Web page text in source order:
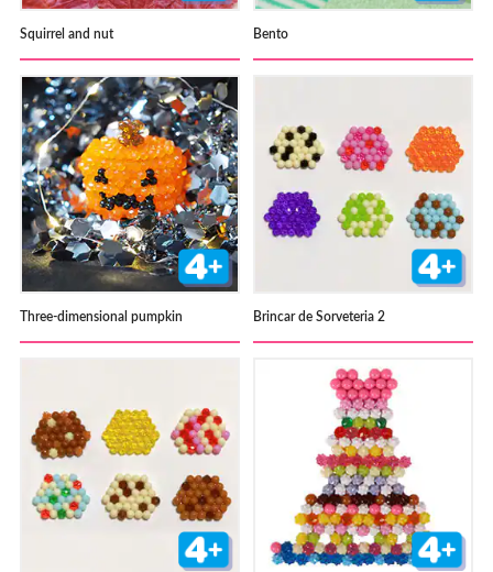
Squirrel and nut Bento
Three-dimensional pumpkin Brincar de Sorveteria 2